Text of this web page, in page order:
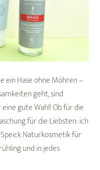
ein Hase ohne Möhren –
geht, sind
gute Wahl! Ob für die
für die Liebsten: ich
Naturkosmetik für
und in jedes